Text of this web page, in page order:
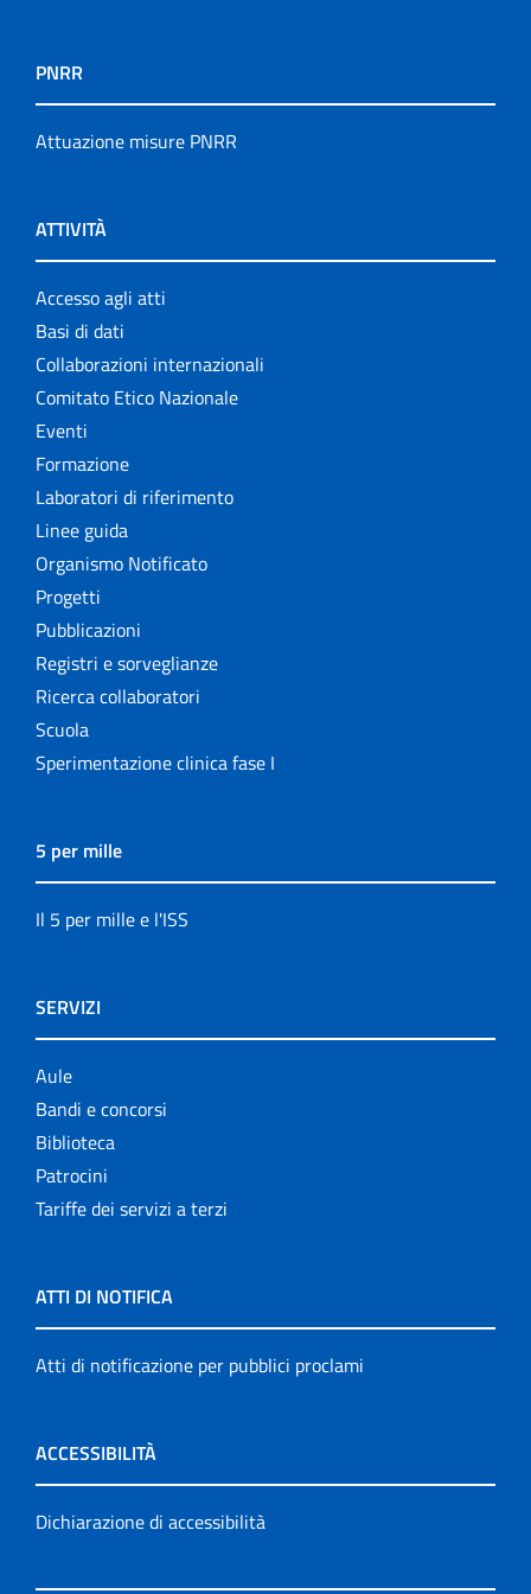
PNRR
Attuazione misure PNRR
ATTIVITÀ
Accesso agli atti
Basi di dati
Collaborazioni internazionali
Comitato Etico Nazionale
Eventi
Formazione
Laboratori di riferimento
Linee guida
Organismo Notificato
Progetti
Pubblicazioni
Registri e sorveglianze
Ricerca collaboratori
Scuola
Sperimentazione clinica fase I
5 per mille
Il 5 per mille e l'ISS
SERVIZI
Aule
Bandi e concorsi
Biblioteca
Patrocini
Tariffe dei servizi a terzi
ATTI DI NOTIFICA
Atti di notificazione per pubblici proclami
ACCESSIBILITÀ
Dichiarazione di accessibilità